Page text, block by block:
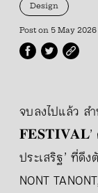
Design
Post on 5 May 2026
จบลงไปแล้ว
𝐅𝐄𝐒𝐓𝐈𝐕𝐀𝐋’ ค
ประเสริฐ’ ที่ดึ
NONT